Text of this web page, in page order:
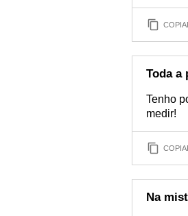
Toda a
Tenho
medir!
Na